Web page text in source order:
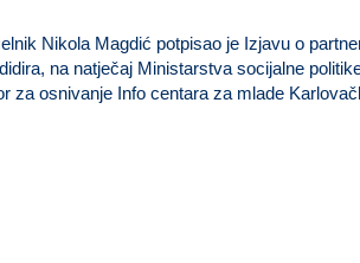
Nikola Magdić potpisao je Izjavu o
na natječaj Ministarstva socijalne
za osnivanje Info centara za mlade